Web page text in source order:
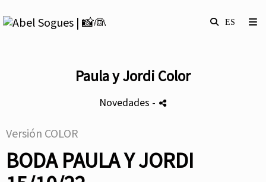
Paula y Jordi Color
Novedades -
Versión COLOR
BODA PAULA Y JORDI